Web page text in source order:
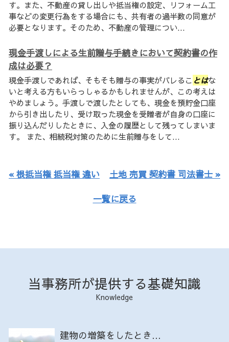
す。また、不動産の貸し出しや抵当権の設定、リフォーム工
事などの変更行為をする場合にも、共有者の過半数の同意が
必要となります。そのため、不動産の管理につい...
現金手渡しによる生前贈与手続きにおいて契約書の作
成は必要？
現金手渡しであれば、そもそも贈与の事実がバレるこ とはな
いと考える方もいらっしゃるかもしれませんが、この考えは
やめましょう。手渡しで渡したとしても、現金を預貯金口座
から引き出したり、受け取った現金を受贈者が自身の口座に
振り込んだりしたときに、入金の履歴として残ってしまいま
す。 また、相続税対策のために生前贈与をして...
« 根抵当権 抵当権 違い 土地 売買 契約書 司法書士 »
一覧に戻る
当事務所が提供する基礎知識
Knowledge
建物の増築をしたとき...